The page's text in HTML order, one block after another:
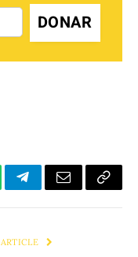
DONAR
TelegramEmail Copy